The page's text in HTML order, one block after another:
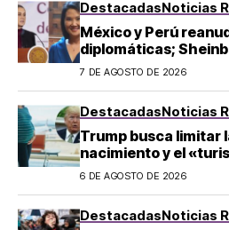
DestacadasNoticias
México y Perú
diplomáticas;
llegada de Betssy
7 DE AGOSTO DE 2026
DestacadasNoticias
Trump busca limitar
nacimiento y el
¿a quién afecta?
6 DE AGOSTO DE 2026
DestacadasNoticias